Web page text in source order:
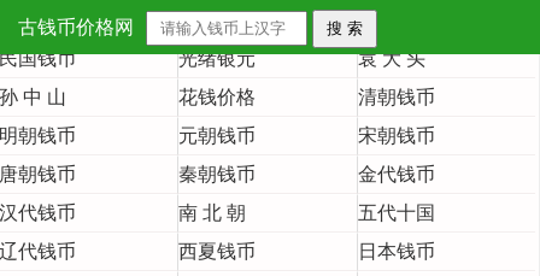
古钱币价格网
首 页 大清铜币
大清银币
民国钱币
光绪银元
袁 大 头
孙 中 山
花钱价格
清朝钱币
明朝钱币
元朝钱币
宋朝钱币
唐朝钱币
秦朝钱币
金代钱币
汉代钱币
南 北 朝
五代十国
辽代钱币
西夏钱币
日本钱币